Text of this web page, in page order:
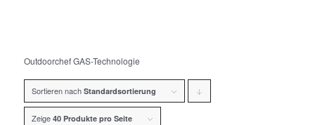
Outdoorchef GAS-Technologie
Sortieren nach Standardsortierung
Zeige 40 Produkte pro Seite